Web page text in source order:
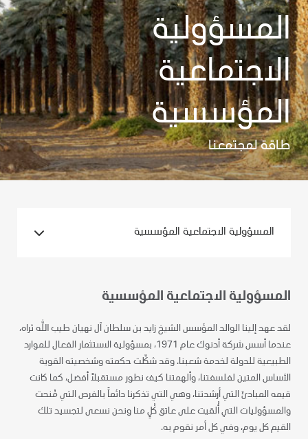
المسؤولية
الاجتماعية
المؤسسية
طاقة لمجتمعنا
المسؤولية الاجتماعية المؤسسية
لقد عهد إلينا الوالد المؤسس الشيخ زايد بن سلطان آل نهيان طيب الله ثراه،
عندما أسس شركة أدنوك عام 1971، بمسؤولية الاستثمار الفعال للموارد
الطبيعية للدولة لخدمة شعبنا. وقد شكّلت حكمته وشخصيته القوية
الأساس المتين لفلسفتنا، وألهمتنا كيف نطور مستقبلاً أفضل، كما كانت
قيمه المبادئَ التي أرشدتنا، وهي التي تذكرنا دائماً بالفرص التي مُنحت
والمسؤوليات التي أُلقيت على عاتق كُلٍ منا ونحن نسعى لتجسيد تلك
القيم كل يوم، وفي كل أمر نقوم به.
المسؤولية الاجتماعية المؤسسية